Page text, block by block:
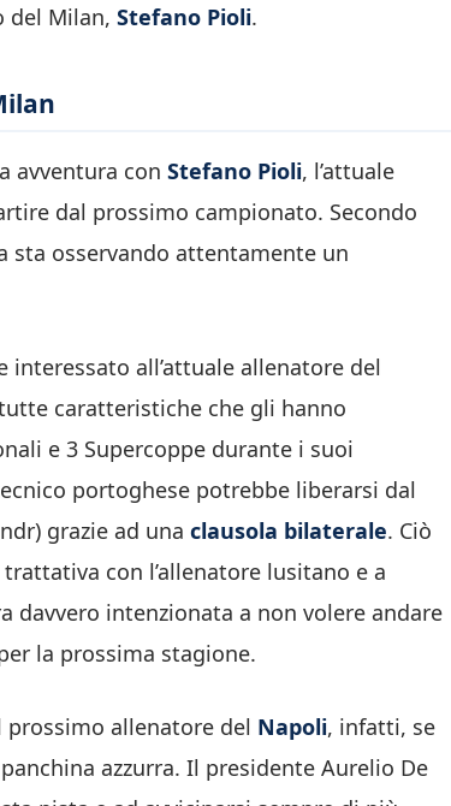
del Milan, Stefano Pioli.
avventura con Stefano Pioli, l’attuale
dal prossimo campionato. Secondo
sta osservando attentamente un
interessato all’attuale allenatore del
caratteristiche che gli hanno
e 3 Supercoppe durante i suoi
portoghese potrebbe liberarsi dal
grazie ad una clausola bilaterale. Ciò
con l’allenatore lusitano e a
davvero intenzionata a non volere andare
la prossima stagione.
allenatore del Napoli, infatti, se
azzurra. Il presidente Aurelio De